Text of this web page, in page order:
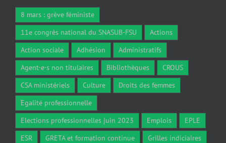
8 mars : grève féministe
11e congrès national du SNASUB-FSU
Actions
Action sociale
Adhésion
Administratifs
Agent·e·s non titulaires
Bibliothèques
CROUS
CSA ministériels
Culture
Droits des femmes
Egalité professionnelle
Elections professionnelles juin 2023
Emplois
EPLE
ESR
GRETA et formation continue
Grilles indiciaires